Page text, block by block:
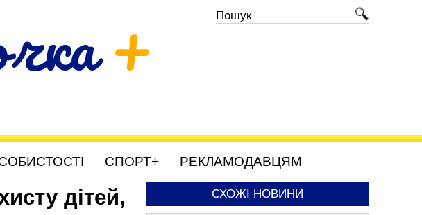
+
СПОРТ+ РЕКЛАМОДАВЦЯМ
дітей,
СХОЖІ НОВИНИ